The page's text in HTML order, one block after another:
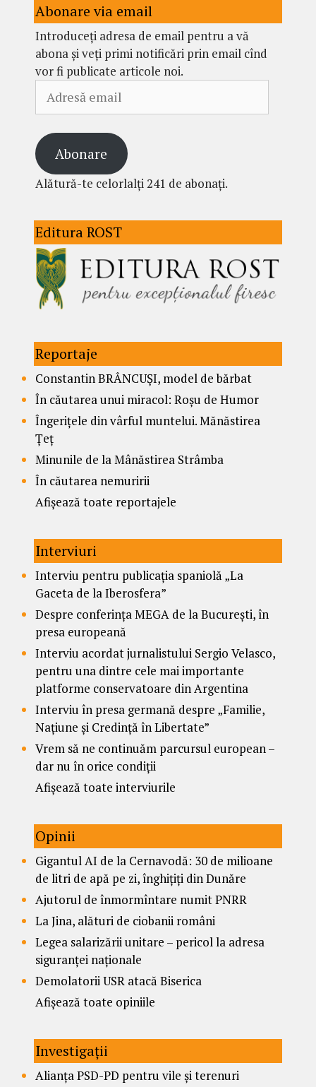
Abonare via email
Introduceți adresa de email pentru a vă
abona și veți primi notificări prin email cînd
vor fi publicate articole noi.
email
Abonare
Alătură-te celorlalți 241 de abonați.
Editura ROST
Reportaje
Constantin BRÂNCUȘI, model de bărbat
În căutarea unui miracol: Roșu de Humor
Îngerițele din vârful muntelui. Mănăstirea
Țeț
Minunile de la Mânăstirea Strâmba
În căutarea nemuririi
Afișează toate reportajele
Interviuri
Interviu pentru publicația spaniolă „La
Gaceta de la Iberosfera”
Despre conferința MEGA de la București, în
presa europeană
Interviu acordat jurnalistului Sergio Velasco,
pentru una dintre cele mai importante
platforme conservatoare din Argentina
Interviu în presa germană despre „Familie,
Națiune și Credință în Libertate”
Vrem să ne continuăm parcursul european –
dar nu în orice condiții
Afișează toate interviurile
Opinii
Gigantul AI de la Cernavodă: 30 de milioane
de litri de apă pe zi, înghițiți din Dunăre
Ajutorul de înmormîntare numit PNRR
La Jina, alături de ciobanii români
Legea salarizării unitare – pericol la adresa
siguranței naționale
Demolatorii USR atacă Biserica
Afișează toate opiniile
Investigații
Alianța PSD-PD pentru vile și terenuri